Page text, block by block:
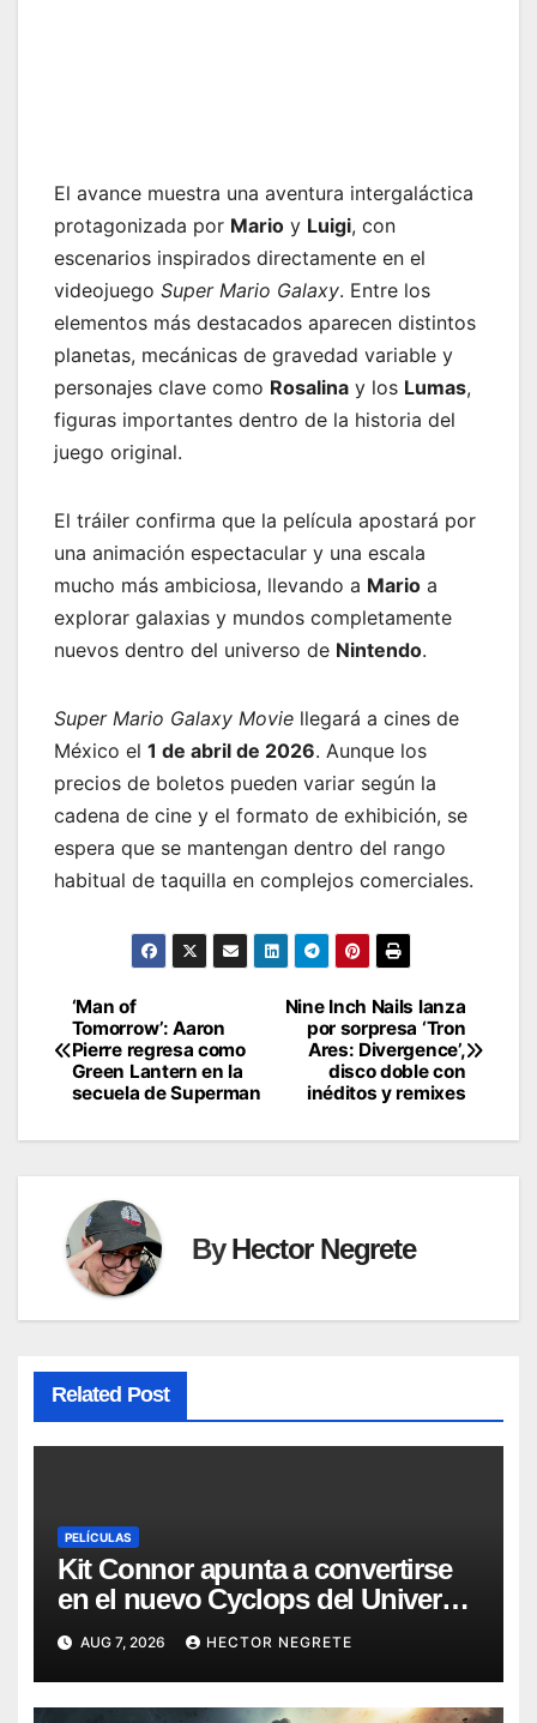
El avance muestra una aventura intergaláctica
protagonizada por Mario y Luigi, con
escenarios inspirados directamente en el
videojuego Super Mario Galaxy. Entre los
elementos más destacados aparecen distintos
planetas, mecánicas de gravedad variable y
personajes clave como Rosalina y los Lumas,
figuras importantes dentro de la historia del
juego original.
El tráiler confirma que la película apostará por
una animación espectacular y una escala
mucho más ambiciosa, llevando a Mario a
explorar galaxias y mundos completamente
nuevos dentro del universo de Nintendo.
Super Mario Galaxy Movie llegará a cines de
México el 1 de abril de 2026. Aunque los
precios de boletos pueden variar según la
cadena de cine y el formato de exhibición, se
espera que se mantengan dentro del rango
habitual de taquilla en complejos comerciales.
Post
navigation
Nine Inch Nails lanza
por sorpresa ‘Tron
Ares: Divergence’,
disco doble con
inéditos y remixes
‘Man of
Tomorrow’: Aaron
Pierre regresa como
Green Lantern en la
secuela de Superman
ByHector Negrete
Related Post
PELÍCULAS
Kit Connor apunta a convertirse
en el nuevo Cyclops del Universo
Marvel
AUG 7, 2026 HECTOR NEGRETE